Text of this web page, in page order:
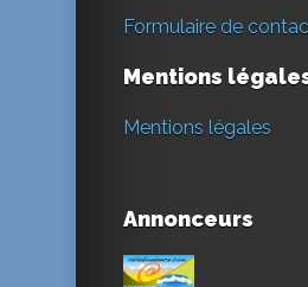
Formulaire de
Mentions
Mentions légales
Annonceurs